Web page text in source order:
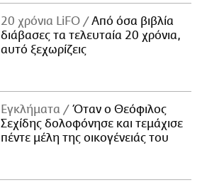
20 χρόνια LiFO
Από όσα βιβλία
διάβασες τα τελευταία 20 χρόνια,
αυτό ξεχωρίζεις
Εγκλήματα
Όταν ο Θεόφιλος
Σεχίδης δολοφόνησε και τεμάχισε
πέντε μέλη της οικογένειάς του